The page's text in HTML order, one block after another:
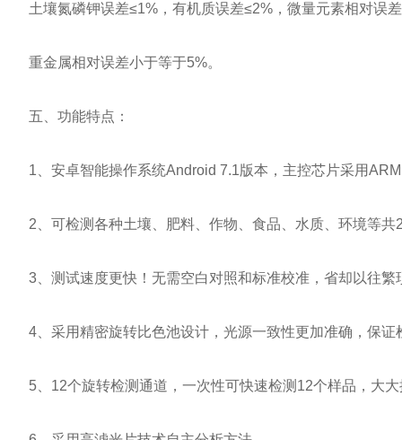
土壤氮磷钾误差≤1%，有机质误差≤2%，微量元素相对误
重金属相对误差小于等于5%。
五、功能特点：
1、安卓智能操作系统Android 7.1版本，主控芯片采用ARM
2、可检测各种土壤、肥料、作物、食品、水质、环境等共
3、测试速度更快！无需空白对照和标准校准，省却以往繁
4、采用精密旋转比色池设计，光源一致性更加准确，保证
5、12个旋转检测通道，一次性可快速检测12个样品，大大